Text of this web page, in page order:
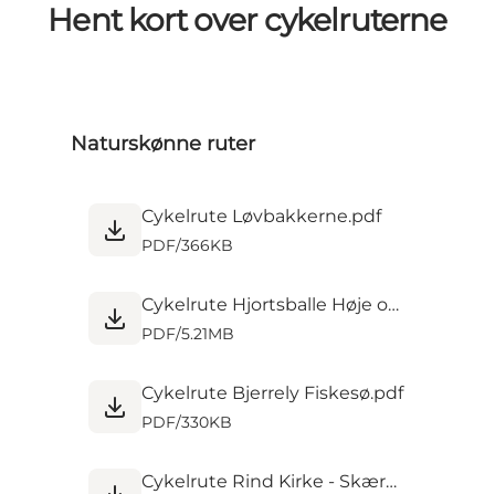
Hent kort over cykelruterne
Naturskønne ruter
Cykelrute Løvbakkerne.pdf
PDF/366KB
Cykelrute Hjortsballe Høje og Momhøje.pdf
PDF/5.21MB
Cykelrute Bjerrely Fiskesø.pdf
PDF/330KB
Cykelrute Rind Kirke - Skærbæk Sø - Holtbjerg Sø - Sdr Anlæg.pdf